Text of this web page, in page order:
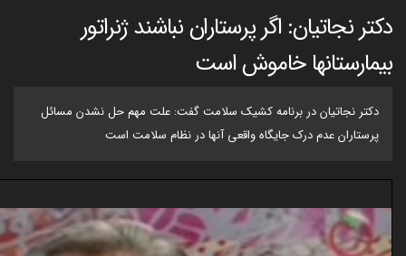
دکتر نجاتیان: اگر پرستاران نباشند ژنراتور
بیمارستانها خاموش است
دکتر نجاتیان در برنامه کشیک سلامت گفت: علت مهم حل نشدن مسائل
پرستاران عدم درک جایگاه واقعی آنها در نظام سلامت است